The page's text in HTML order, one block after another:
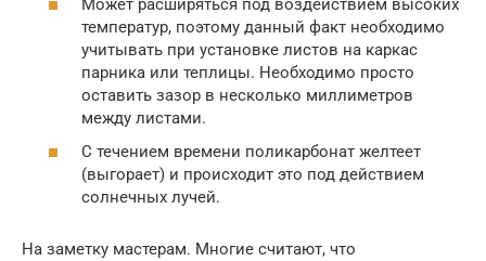
Может расширяться под воздействием высоких
температур, поэтому данный факт необходимо
учитывать при установке листов на каркас
парника или теплицы. Необходимо просто
оставить зазор в несколько миллиметров
между листами.
С течением времени поликарбонат желтеет
(выгорает) и происходит это под действием
солнечных лучей.
На заметку мастерам. Многие считают, что